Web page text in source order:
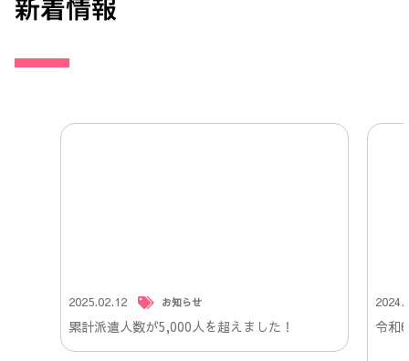
2025.02.12 お知らせ
累計派遣人数が5,000人を超えました！ 令和